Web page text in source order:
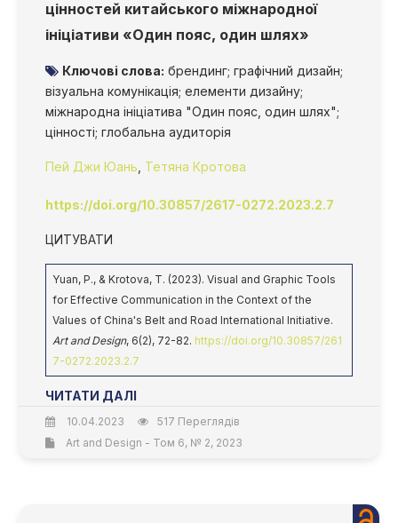
цінностей китайського міжнародної
ініціативи «Один пояс, один шлях»
Ключові слова: брендинг; графічний дизайн;
візуальна комунікація; елементи дизайну;
міжнародна ініціатива "Один пояс, один шлях";
цінності; глобальна аудиторія
Пей Джи Юань Тетяна Кротова
https://doi.org/10.30857/2617-0272.2023.2.7
ЦИТУВАТИ
Yuan, P., & Krotova, T. (2023). Visual and Graphic Tools
for Effective Communication in the Context of the
Values of China's Belt and Road International Initiative.
Art and Design, 6(2), 72-82. https://doi.org/10.30857/261
7-0272.2023.2.7
ЧИТАТИ ДАЛІ
10.04.2023
517 Переглядів
Art and Design - Том 6, № 2, 2023